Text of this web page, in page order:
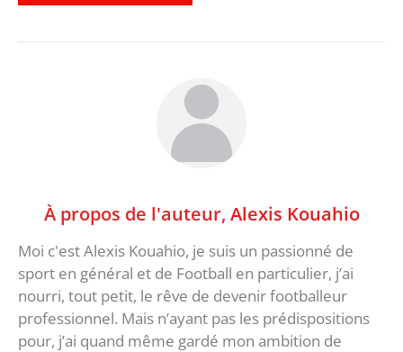
À propos de l'auteur, Alexis Kouahio
Moi c'est Alexis Kouahio, je suis un passionné de
sport en général et de Football en particulier, j’ai
nourri, tout petit, le rêve de devenir footballeur
professionnel. Mais n’ayant pas les prédispositions
pour, j’ai quand même gardé mon ambition de